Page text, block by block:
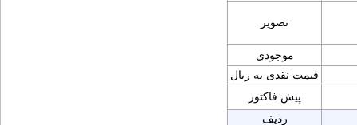
تصویر
موجودی
قیمت نقدی به ریال
پیش فاکتور
ردیف